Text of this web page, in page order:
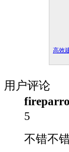
高效
用户评论
5
不错不错